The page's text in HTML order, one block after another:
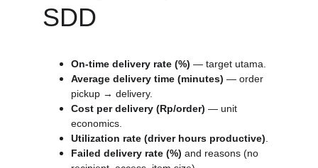
SDD
On-time delivery rate (%) — target utama.
Average delivery time (minutes) — order
pickup → delivery.
Cost per delivery (Rp/order) — unit
economics.
Utilization rate (driver hours productive)
Failed delivery rate (%) and reasons (no